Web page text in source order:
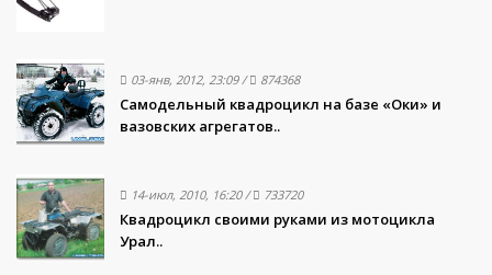
03-янв, 2012, 23:09/ 874368
Самодельный квадроцикл на базе «Оки» и
вазовских агрегатов..
14-июл, 2010, 16:20/ 733720
Квадроцикл своими руками из мотоцикла
Урал..